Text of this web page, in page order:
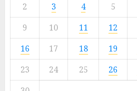
2
3 4 5
9
10 11 12
16
17 18 19
23
24 25 26